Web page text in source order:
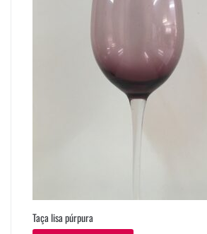
Taça lisa púrpura